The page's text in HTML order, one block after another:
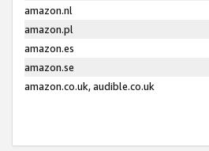
amazon.nl
amazon.pl
amazon.es
amazon.se
amazon.co.uk, audible.co.uk